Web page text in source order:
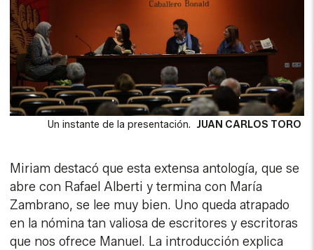
Un instante de la presentación. JUAN CARLOS TORO
Miriam destacó que esta extensa antología, que se
abre con Rafael Alberti y termina con María
Zambrano, se lee muy bien. Uno queda atrapado
en la nómina tan valiosa de escritores y escritoras
que nos ofrece Manuel. La introducción explica